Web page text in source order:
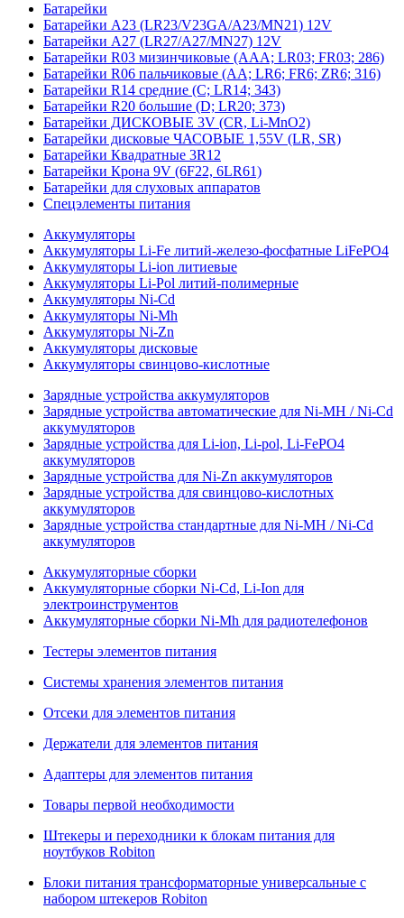
Батарейки
Батарейки A23 (LR23/V23GA/A23/MN21) 12V
Батарейки A27 (LR27/A27/MN27) 12V
Батарейки R03 мизинчиковые (AAA; LR03; FR03; 286)
Батарейки R06 пальчиковые (AA; LR6; FR6; ZR6; 316)
Батарейки R14 средние (C; LR14; 343)
Батарейки R20 большие (D; LR20; 373)
Батарейки ДИСКОВЫЕ 3V (CR, Li-MnO2)
Батарейки дисковые ЧАСОВЫЕ 1,55V (LR, SR)
Батарейки Квадратные 3R12
Батарейки Крона 9V (6F22, 6LR61)
Батарейки для слуховых аппаратов
Спецэлементы питания
Аккумуляторы
Аккумуляторы Li-Fe литий-железо-фосфатные LiFePO4
Аккумуляторы Li-ion литиевые
Аккумуляторы Li-Pol литий-полимерные
Аккумуляторы Ni-Cd
Аккумуляторы Ni-Mh
Аккумуляторы Ni-Zn
Аккумуляторы дисковые
Аккумуляторы свинцово-кислотные
Зарядные устройства аккумуляторов
Зарядные устройства автоматические для Ni-MH / Ni-Cd
аккумуляторов
Зарядные устройства для Li-ion, Li-pol, Li-FePO4
аккумуляторов
Зарядные устройства для Ni-Zn аккумуляторов
Зарядные устройства для свинцово-кислотных
аккумуляторов
Зарядные устройства стандартные для Ni-MH / Ni-Cd
аккумуляторов
Аккумуляторные сборки
Аккумуляторные сборки Ni-Cd, Li-Ion для
электроинструментов
Аккумуляторные сборки Ni-Mh для радиотелефонов
Тестеры элементов питания
Системы хранения элементов питания
Отсеки для элементов питания
Держатели для элементов питания
Адаптеры для элементов питания
Товары первой необходимости
Штекеры и переходники к блокам питания для
ноутбуков Robiton
Блоки питания трансформаторные универсальные с
набором штекеров Robiton